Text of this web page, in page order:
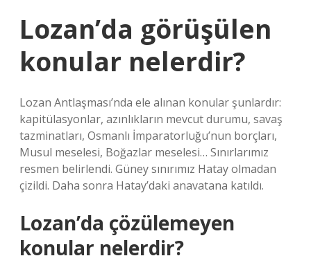
Lozan’da görüşülen
konular nelerdir?
Lozan Antlaşması’nda ele alınan konular şunlardır:
kapitülasyonlar, azınlıkların mevcut durumu, savaş
tazminatları, Osmanlı İmparatorluğu’nun borçları,
Musul meselesi, Boğazlar meselesi… Sınırlarımız
resmen belirlendi. Güney sınırımız Hatay olmadan
çizildi. Daha sonra Hatay’daki anavatana katıldı.
Lozan’da çözülemeyen
konular nelerdir?